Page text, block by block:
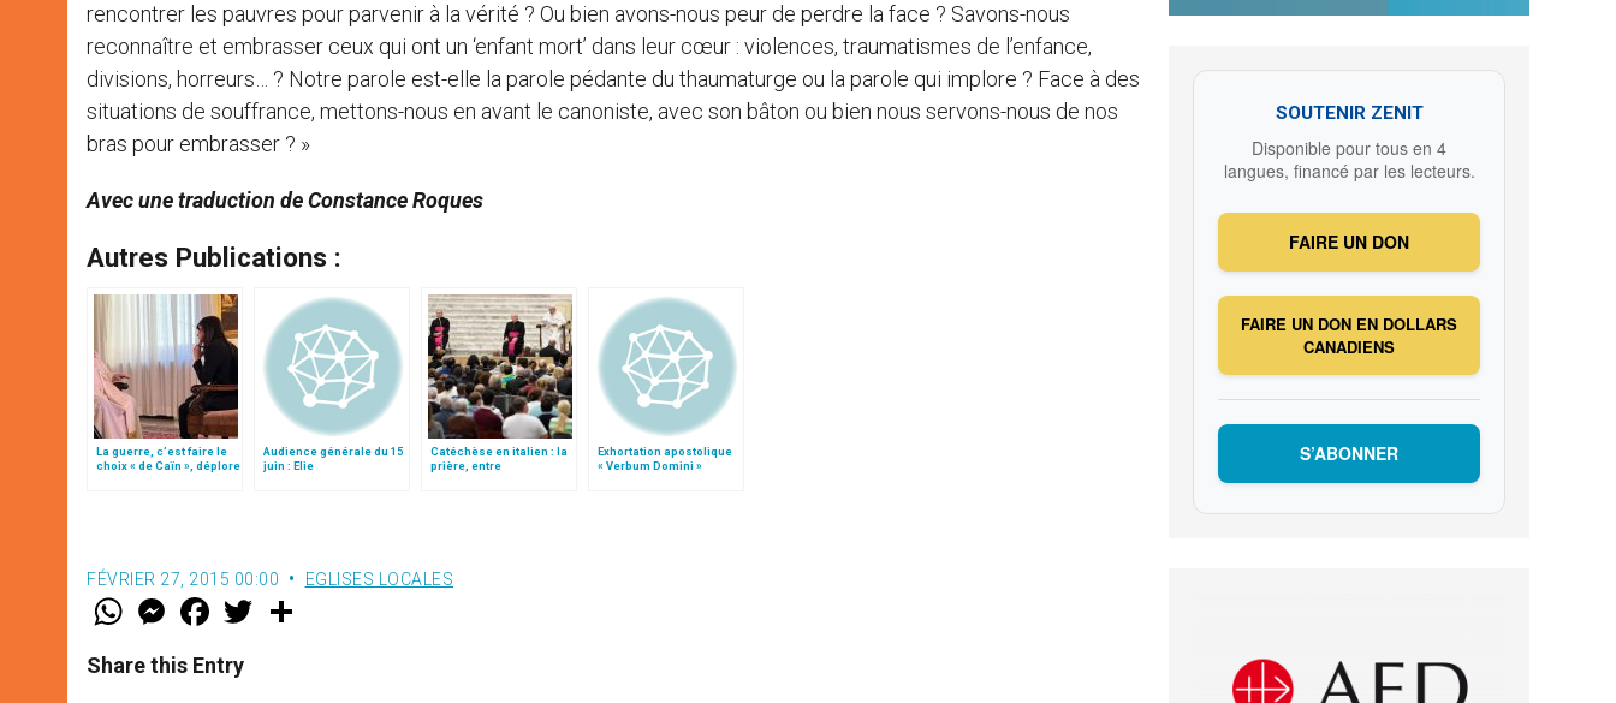
rencontrer les pauvres pour parvenir à la vérité ? Ou bien avons-nous peur de perdre la face ? Savons-nous
reconnaître et embrasser ceux qui ont un ‘enfant mort’ dans leur cœur : violences, traumatismes de l’enfance,
divisions, horreurs… ? Notre parole est-elle la parole pédante du thaumaturge ou la parole qui implore ? Face à des
situations de souffrance, mettons-nous en avant le canoniste, avec son bâton ou bien nous servons-nous de nos
bras pour embrasser ? »
Avec une traduction de Constance Roques
Autres Publications :
La guerre, c’est faire le
choix « de Caïn », déplore
Audience générale du 15
juin : Elie
Catéchèse en italien : la
prière, entre
Exhortation apostolique
« Verbum Domini »
FÉVRIER 27, 2015 00:00 EGLISES LOCALES
W
t
s
M
e
s
e
F
a
e
b
w
Share this Entry
SOUTENIR ZENIT
Disponible pour tous en 4
langues, financé par les lecteurs.
FAIRE UN DON
FAIRE UN DON EN DOLLARS
CANADIENS
S’ABONNER